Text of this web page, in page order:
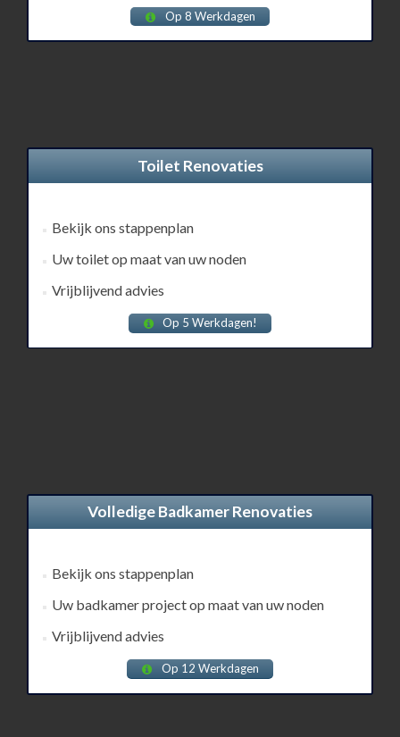
Op 8 Werkdagen
Toilet Renovaties
Bekijk ons stappenplan
Uw toilet op maat van uw noden
Vrijblijvend advies
Op 5 Werkdagen!
Volledige Badkamer Renovaties
Bekijk ons stappenplan
Uw badkamer project op maat van uw noden
Vrijblijvend advies
Op 12 Werkdagen